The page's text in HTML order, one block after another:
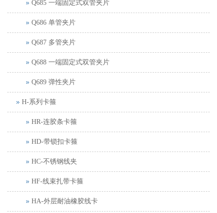
Q685 一端固定式双管夹片
Q686 单管夹片
Q687 多管夹片
Q688 一端固定式双管夹片
Q689 弹性夹片
H-系列卡箍
HR-连胶条卡箍
HD-带锁扣卡箍
HC-不锈钢线夹
HF-线束扎带卡箍
HA-外层耐油橡胶线卡